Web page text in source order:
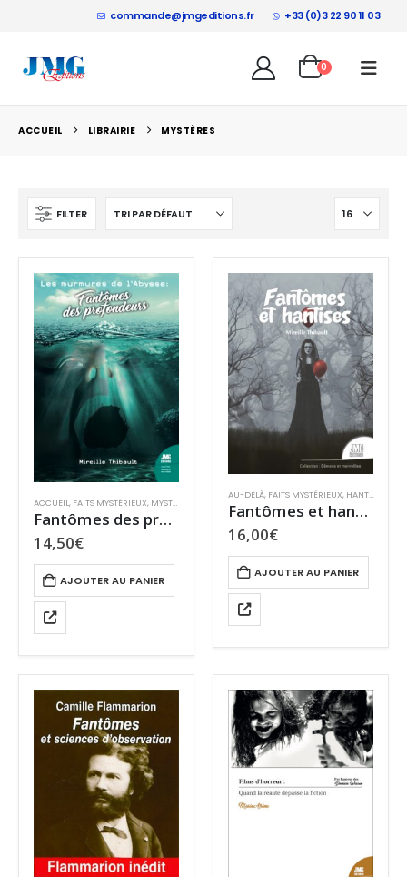
commande@jmgeditions.fr +33 (0)3 22 90 11 03
0
ACCUEIL LIBRAIRIE MYSTÈRES
FILTER
ACCUEIL, FAITS MYSTÉRIEUX, MYSTÈRES
Fantômes des profondeurs : les murmures de l’abysse
14,50€
AJOUTER AU PANIER
AU-DELÀ, FAITS MYSTÉRIEUX, HANTISES
Fantômes et hantises
16,00€
AJOUTER AU PANIER